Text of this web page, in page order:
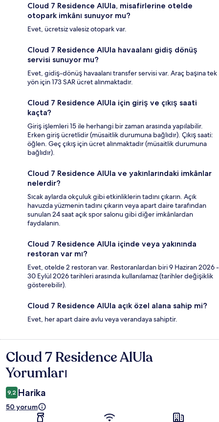
Cloud 7 Residence AlUla, misafirlerine otelde
otopark imkânı sunuyor mu?
Evet, ücretsiz valesiz otopark var.
Cloud 7 Residence AlUla havaalanı gidiş dönüş
servisi sunuyor mu?
Evet, gidiş-dönüş havaalanı transfer servisi var. Araç başına tek
yön için 173 SAR ücret alınmaktadır.
Cloud 7 Residence AlUla için giriş ve çıkış saati
kaçta?
Giriş işlemleri 15 ile herhangi bir zaman arasında yapılabilir.
Erken giriş ücretlidir (müsaitlik durumuna bağlıdır). Çıkış saati:
öğlen. Geç çıkış için ücret alınmaktadır (müsaitlik durumuna
bağlıdır).
Cloud 7 Residence AlUla ve yakınlarındaki imkânlar
nelerdir?
Sıcak aylarda okçuluk gibi etkinliklerin tadını çıkarın. Açık
havuzda yüzmenin tadını çıkarın veya apart daire tarafından
sunulan 24 saat açık spor salonu gibi diğer imkânlardan
faydalanın.
Cloud 7 Residence AlUla içinde veya yakınında
restoran var mı?
Evet, otelde 2 restoran var. Restoranlardan biri 9 Haziran 2026 -
30 Eylül 2026 tarihleri arasında kullanılamaz (tarihler değişiklik
gösterebilir).
Cloud 7 Residence AlUla açık özel alana sahip mi?
Evet, her apart daire avlu veya verandaya sahiptir.
Yorumlar
Cloud 7 Residence AlUla
Yorumları
9,2 Harika
50 yorum